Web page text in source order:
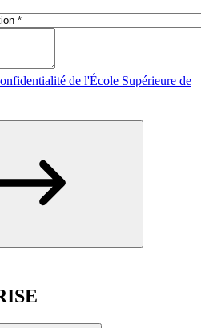
de l'École Supérieure de